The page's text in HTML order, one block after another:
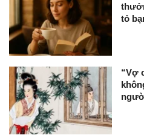
tỏ
“Vợ